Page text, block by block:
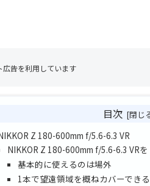
告を利用しています
目次
Z 180-600mm f/5.6-6.3 VR
NIKKOR Z 180-600mm f/5.6-6.3 VR
基本的に使えるのは場外
1本で望遠領域を概ねカバーできる